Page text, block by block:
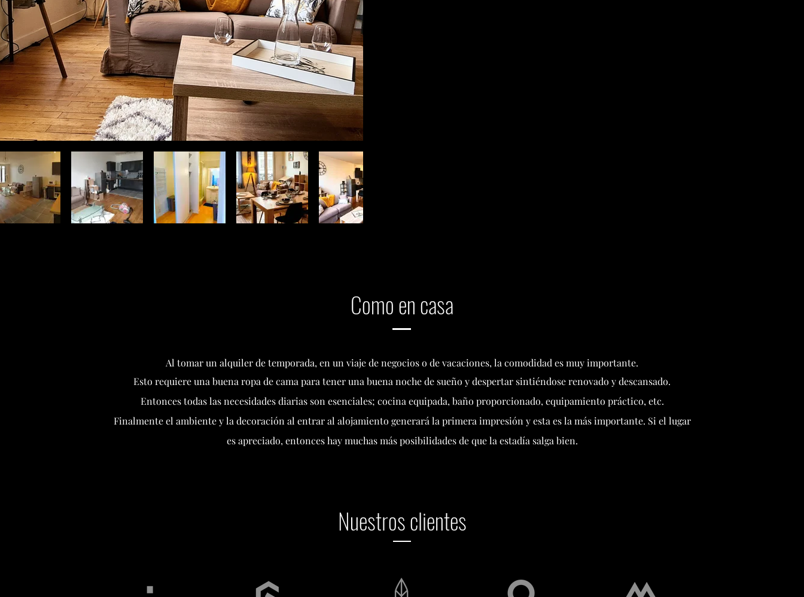
Como en casa
Al tomar un alquiler de temporada, en un viaje de negocios o de vacaciones, la comodidad es muy importante.
Esto requiere una buena ropa de cama para tener una buena noche de sueño y despertar sintiéndose renovado y descansado.
Entonces todas las necesidades diarias son esenciales; cocina equipada, baño proporcionado, equipamiento práctico, etc.
Finalmente el ambiente y la decoración al entrar al alojamiento generará la primera impresión y esta es la más importante. Si el lugar
es apreciado, entonces hay muchas más posibilidades de que la estadía salga bien.
Nuestros clientes